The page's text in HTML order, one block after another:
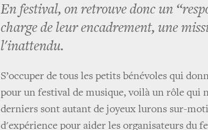
En festival, on retrouve donc un
charge de leur encadrement, une
l'inattendu.
S’occuper de tous les petits bénévoles qui
pour un festival de musique, voilà un rôle qui
derniers sont autant de joyeux lurons sur-
d'expérience pour aider les organisateurs du